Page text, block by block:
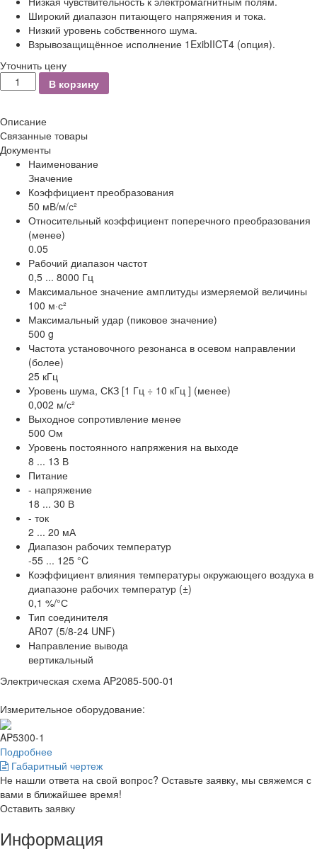
Широкий диапазон питающего напряжения и тока.
Низкий уровень собственного шума.
Взрывозащищённое исполнение 1ExibIICT4 (опция).
Уточнить цену
КоличествоВ корзину
Описание
Связанные товары
Документы
Наименование
Значение
Коэффициент преобразования
50 мВ/м/с²
Относительный коэффициент поперечного преобразования
(менее)
0.05
Рабочий диапазон частот
0,5 ... 8000 Гц
Максимальное значение амплитуды измеряемой величины
100 м·с²
Максимальный удар (пиковое значение)
500 g
Частота установочного резонанса в осевом направлении
(более)
25 кГц
Уровень шума, СКЗ [1 Гц ÷ 10 кГц ] (менее)
0,002 м/с²
Выходное сопротивление менее
500 Ом
Уровень постоянного напряжения на выходе
8 ... 13 В
Питание
- напряжение
18 ... 30 В
- ток
2 ... 20 мА
Диапазон рабочих температур
-55 ... 125 °C
Коэффициент влияния температуры окружающего воздуха в
диапазоне рабочих температур (±)
0,1 %/°С
Тип соединителя
AR07 (5/8-24 UNF)
Направление вывода
вертикальный
Электрическая схема AP2085-500-01
Измерительное оборудование:
AP5300-1
Подробнее
Габаритный чертеж
Не нашли ответа на свой вопрос? Оставьте заявку, мы свяжемся с
вами в ближайшее время!
Оставить заявку
Информация